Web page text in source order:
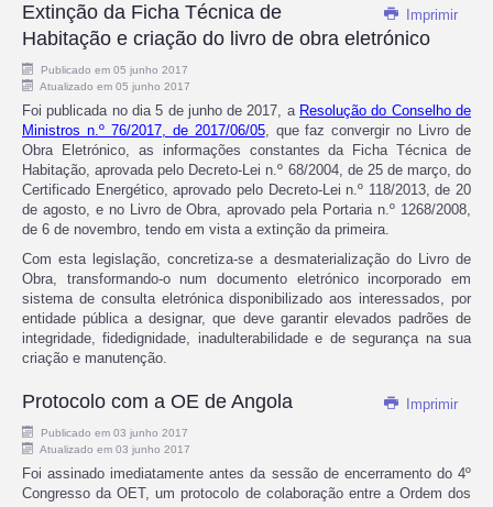
Imprimir
Extinção da Ficha Técnica de
Habitação e criação do livro de obra eletrónico
Publicado em 05 junho 2017
Atualizado em 05 junho 2017
Foi publicada no dia 5 de junho de 2017, a Resolução do Conselho de
Ministros n.º 76/2017, de 2017/06/05, que faz convergir no Livro de
Obra Eletrónico, as informações constantes da Ficha Técnica de
Habitação, aprovada pelo Decreto-Lei n.º 68/2004, de 25 de março, do
Certificado Energético, aprovado pelo Decreto-Lei n.º 118/2013, de 20
de agosto, e no Livro de Obra, aprovado pela Portaria n.º 1268/2008,
de 6 de novembro, tendo em vista a extinção da primeira.
Com esta legislação, concretiza-se a desmaterialização do Livro de
Obra, transformando-o num documento eletrónico incorporado em
sistema de consulta eletrónica disponibilizado aos interessados, por
entidade pública a designar, que deve garantir elevados padrões de
integridade, fidedignidade, inadulterabilidade e de segurança na sua
criação e manutenção.
Imprimir
Protocolo com a OE de Angola
Publicado em 03 junho 2017
Atualizado em 03 junho 2017
Foi assinado imediatamente antes da sessão de encerramento do 4º
Congresso da OET, um protocolo de colaboração entre a Ordem dos